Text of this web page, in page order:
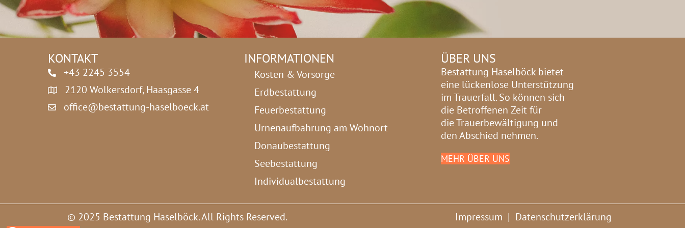
z
*
KONTAKT
+43 2245 3554
2120 Wolkersdorf, Haasgasse 4
office@bestattung-haselboeck.at
INFORMATIONEN
Kosten & Vorsorge
Erdbestattung
Feuerbestattung
Urnenaufbahrung am Wohnort
Donaubestattung
Seebestattung
Individualbestattung
ÜBER UNS
Bestattung Haselböck bietet
eine lückenlose Unterstützung
im Trauerfall. So können sich
die Betroffenen Zeit für
die Trauerbewältigung und
den Abschied nehmen.
MEHR ÜBER UNS
© 2025 Bestattung Haselböck. All Rights Reserved. Impressum | Datenschutzerklärung